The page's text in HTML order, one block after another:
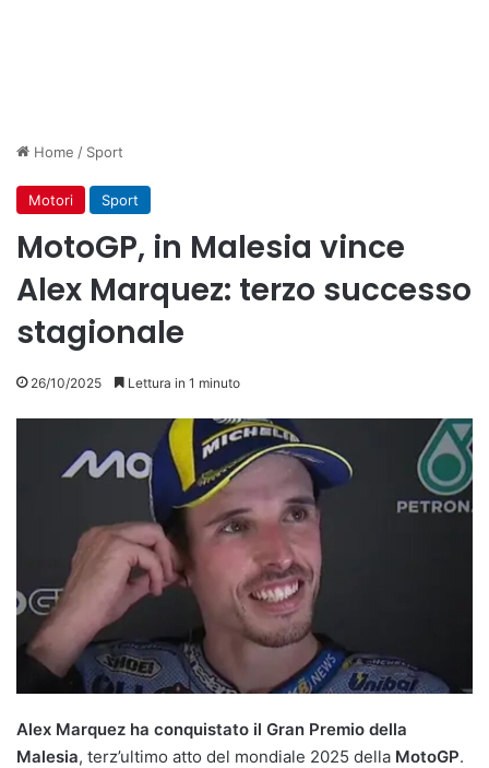
Home / Sport
Motori Sport
MotoGP, in Malesia vince
Alex Marquez: terzo successo
stagionale
26/10/2025 Lettura in 1 minuto
Alex Marquez ha conquistato il Gran Premio della
Malesia, terz’ultimo atto del mondiale 2025 della MotoGP.